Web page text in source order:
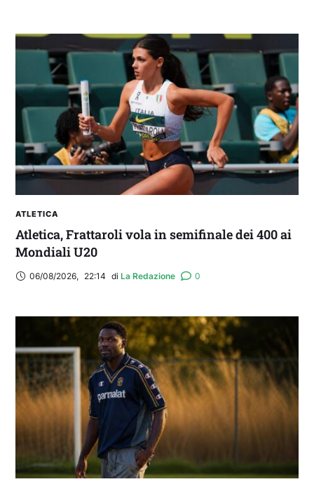
ATLETICA
Atletica, Frattaroli vola in semifinale dei 400 ai
Mondiali U20
06/08/2026, 22:14 di La Redazione 0